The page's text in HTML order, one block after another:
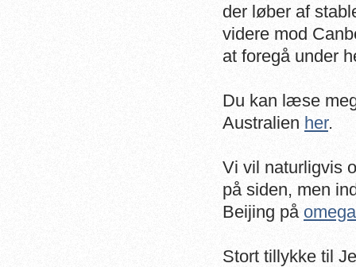
der løber af
videre mod
at foregå under
Du kan læse
Australien her.
Vi vil naturligvis
på siden, men
Beijing på
Stort tillykke til